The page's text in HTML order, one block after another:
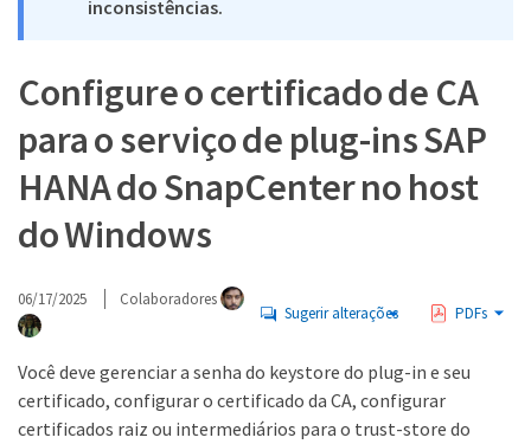
inconsistências.
Configure o certificado de CA
para o serviço de plug-ins SAP
HANA do SnapCenter no host
do Windows
06/17/2025 Colaboradores
Sugerir alterações PDFs
Você deve gerenciar a senha do keystore do plug-in e seu
certificado, configurar o certificado da CA, configurar
certificados raiz ou intermediários para o trust-store do